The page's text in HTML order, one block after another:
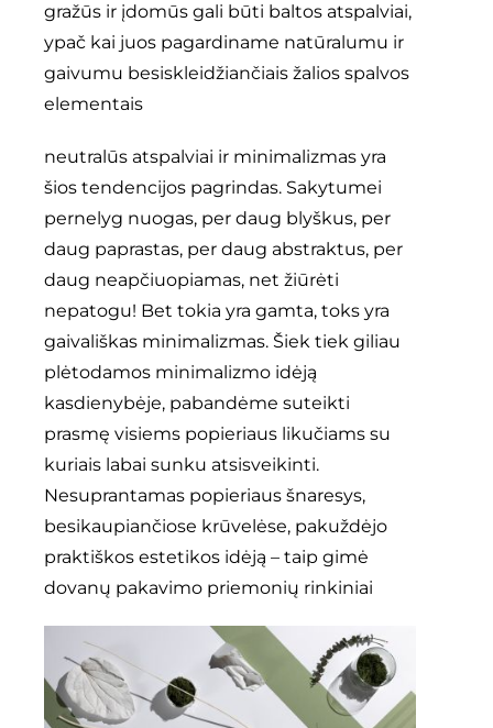
gražūs ir įdomūs gali būti baltos atspalviai,
ypač kai juos pagardiname natūralumu ir
gaivumu besiskleidžiančiais žalios spalvos
elementais
neutralūs atspalviai ir minimalizmas yra
šios tendencijos pagrindas. Sakytumei
pernelyg nuogas, per daug blyškus, per
daug paprastas, per daug abstraktus, per
daug neapčiuopiamas, net žiūrėti
nepatogu! Bet tokia yra gamta, toks yra
gaivališkas minimalizmas. Šiek tiek giliau
plėtodamos minimalizmo idėją
kasdienybėje, pabandėme suteikti
prasmę visiems popieriaus likučiams su
kuriais labai sunku atsisveikinti.
Nesuprantamas popieriaus šnaresys,
besikaupiančiose krūvelėse, pakuždėjo
praktiškos estetikos idėją – taip gimė
dovanų pakavimo priemonių rinkiniai